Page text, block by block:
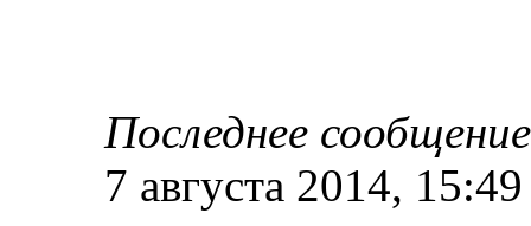
Последнее
7 августа 2014, 15:49